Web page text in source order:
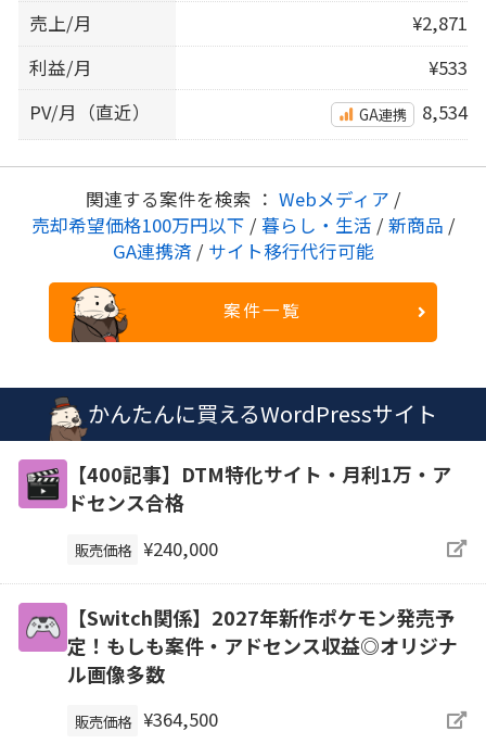
売上/月
¥2,871
利益/月
¥533
PV/月（直近）
GA連携 8,534
関連する案件を検索 ： Webメディア /
売却希望価格100万円以下 / 暮らし・生活 / 新商品 /
GA連携済 / サイト移行代行可能
案件一覧
かんたんに買えるWordPressサイト
【400記事】DTM特化サイト・月利1万・ア
ドセンス合格
販売価格 ¥240,000
【Switch関係】2027年新作ポケモン発売予
定！もしも案件・アドセンス収益◎オリジナ
ル画像多数
販売価格 ¥364,500